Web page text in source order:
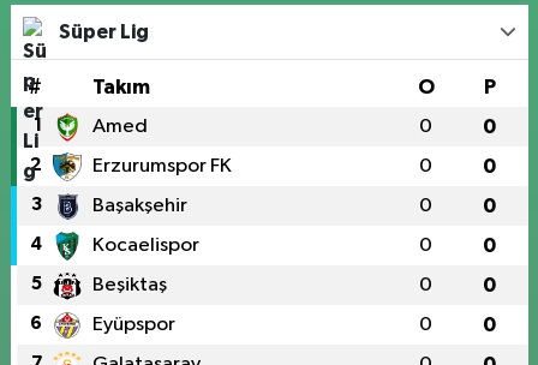
Süper Lig
# Takım O P
1 Amed 0 0
2 Erzurumspor FK 0 0
3 Başakşehir 0 0
4 Kocaelispor 0 0
5 Beşiktaş 0 0
6 Eyüpspor 0 0